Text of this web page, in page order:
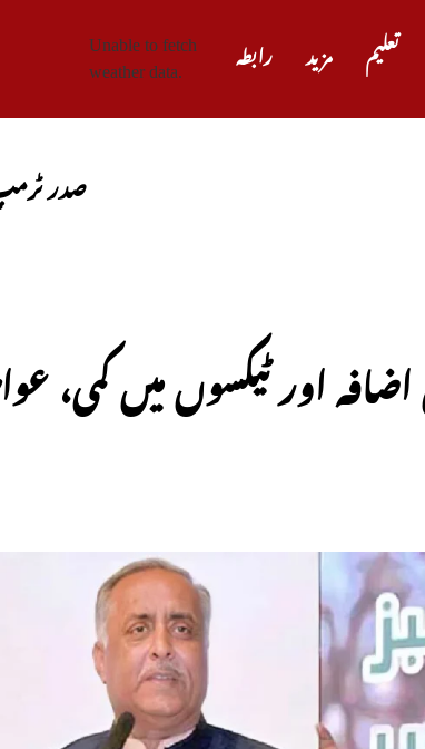
Unable to fetch
weather data.
رابطہ مزید تعلیم
صدر ٹرمپ کا
اضافہ اور ٹیکسوں میں کمی،